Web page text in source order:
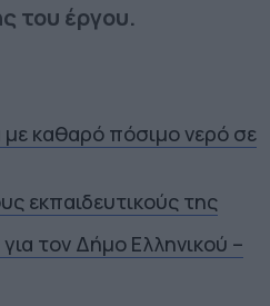
του έργου.
καθαρό πόσιμο νερό σε
εκπαιδευτικούς της
τον Δήμο Ελληνικού –